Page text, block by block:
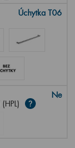
Úchytka T06
Ne